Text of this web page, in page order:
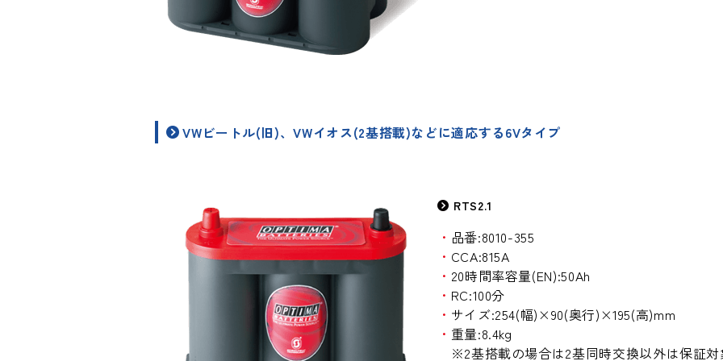
VWビートル(旧)、VWイオス(2基搭載)などに適応する6Vタイプ
RTS2.1
・ 品番:8010-355
・ CCA:815A
・ 20時間率容量(EN):50Ah
・ RC:100分
・ サイズ:254(幅)×90(奥行)×195(高)mm
・ 重量:8.4kg
※2基搭載の場合は2基同時交換以外は保証対